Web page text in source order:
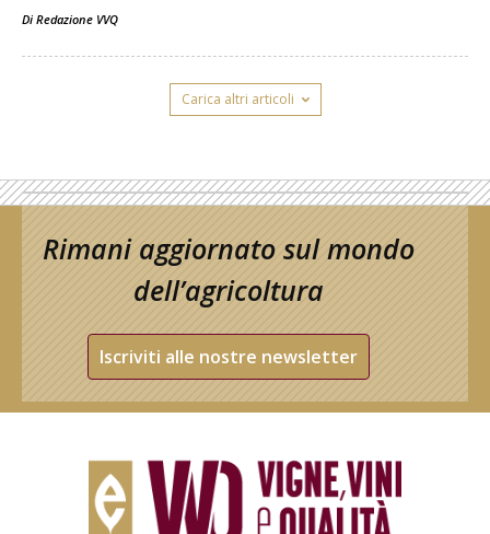
Di Redazione VVQ
Carica altri articoli
Rimani aggiornato sul mondo
dell’agricoltura
Iscriviti alle nostre newsletter